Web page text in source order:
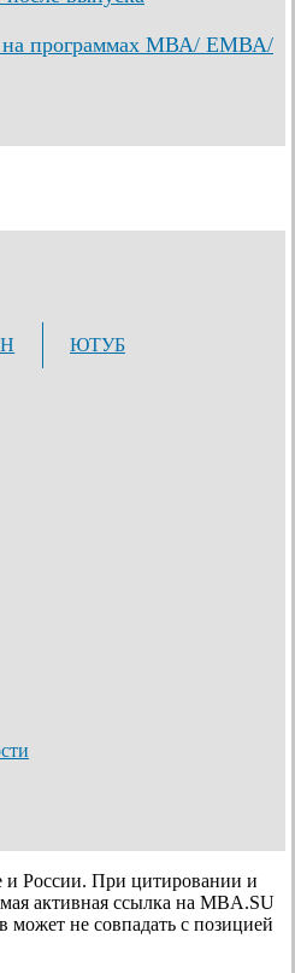
программах МВА/ ЕМВА/
ЮТУБ
России. При цитировании и
активная ссылка на MBA.SU
может не совпадать с позицией